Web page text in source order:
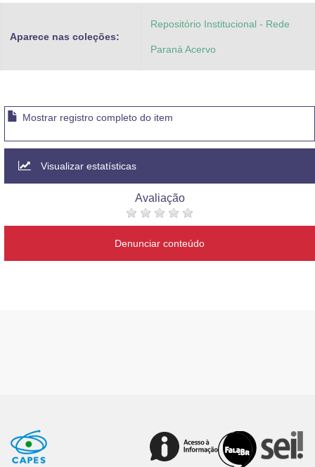
Aparece nas coleções:
Repositório Institucional - Rede
Paraná Acervo
Mostrar registro completo do item
Visualizar estatísticas
Avaliação
Denunciar conteúdo